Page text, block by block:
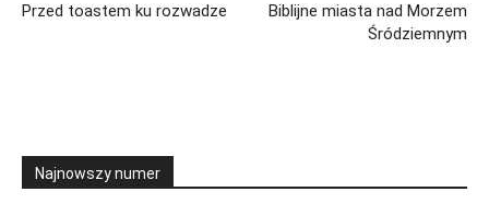
Przed toastem ku rozwadze
Biblijne miasta nad Morzem
Śródziemnym
Najnowszy numer